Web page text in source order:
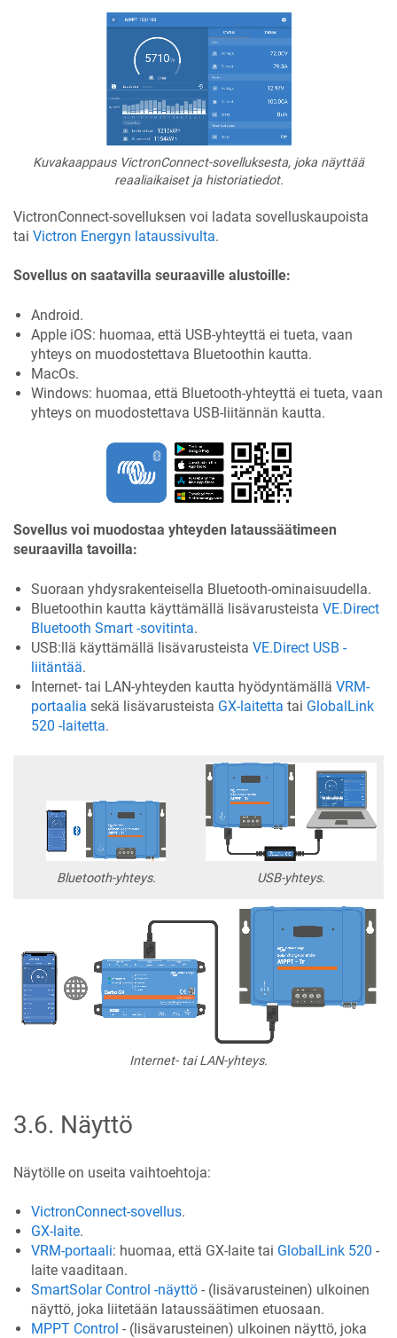
Kuvakaappaus VictronConnect-sovelluksesta, joka näyttää
reaaliaikaiset ja historiatiedot.
VictronConnect-sovelluksen voi ladata sovelluskaupoista
tai Victron Energyn lataussivulta.
Sovellus on saatavilla seuraaville alustoille:
Android.
Apple iOS: huomaa, että USB-yhteyttä ei tueta, vaan
yhteys on muodostettava Bluetoothin kautta.
MacOs.
Windows: huomaa, että Bluetooth-yhteyttä ei tueta, vaan
yhteys on muodostettava USB-liitännän kautta.
Sovellus voi muodostaa yhteyden lataussäätimeen
seuraavilla tavoilla:
Suoraan yhdysrakenteisella Bluetooth-ominaisuudella.
Bluetoothin kautta käyttämällä lisävarusteista VE.Direct
Bluetooth Smart -sovitinta.
USB:llä käyttämällä lisävarusteista VE.Direct USB -
liitäntää.
Internet- tai LAN-yhteyden kautta hyödyntämällä VRM-
portaalia sekä lisävarusteista GX-laitetta tai GlobalLink
520 -laitetta.
Bluetooth-yhteys. USB-yhteys.
Internet- tai LAN-yhteys.
3.6. Näyttö
Näytölle on useita vaihtoehtoja:
VictronConnect-sovellus.
GX-laite.
VRM-portaali: huomaa, että GX-laite tai GlobalLink 520 -
laite vaaditaan.
SmartSolar Control -näyttö - (lisävarusteinen) ulkoinen
näyttö, joka liitetään lataussäätimen etuosaan.
MPPT Control - (lisävarusteinen) ulkoinen näyttö, joka